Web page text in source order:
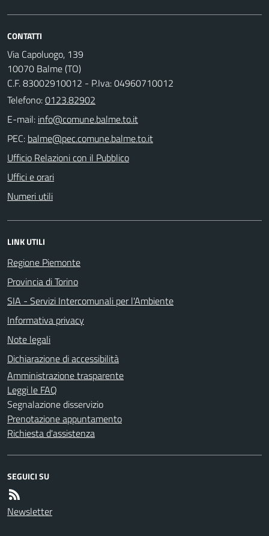
CONTATTI
Via Capoluogo, 139
10070 Balme (TO)
C.F. 83002910012 - P.Iva: 04960710012
Telefono:0123.82902
E-mail:
PEC:
Ufficio Relazioni con il Pubblico
Uffici e orari
Numeri utili
LINK UTILI
Regione Piemonte
Provincia di Torino
SIA - Servizi Intercomunali per l'Ambiente
Informativa privacy
Note legali
Dichiarazione di accessibilità
Amministrazione trasparente
Leggi le FAQ
Segnalazione disservizio
Prenotazione appuntamento
Richiesta d'assistenza
SEGUICI SU
Newsletter